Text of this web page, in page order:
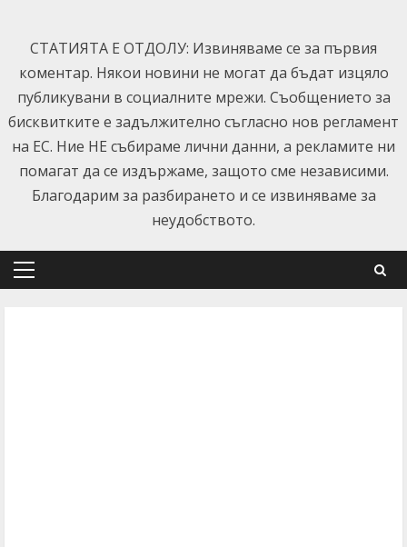
content
СТАТИЯТА Е ОТДОЛУ: Извиняваме се за първия
коментар. Някои новини не могат да бъдат изцяло
публикувани в социалните мрежи. Съобщението за
бисквитките е задължително съгласно нов регламент
на ЕС. Ние НЕ събираме лични данни, а рекламите ни
помагат да се издържаме, защото сме независими.
Благодарим за разбирането и се извиняваме за
неудобството.
Primary